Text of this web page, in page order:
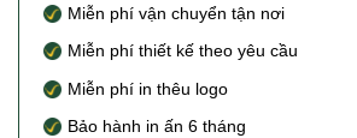
Miễn phí vận chuyển tận nơi
Miễn phí thiết kế theo yêu cầu
Miễn phí in thêu logo
Bảo hành in ấn 6 tháng